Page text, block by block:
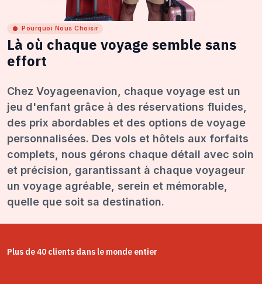
Pourquoi Nous Choisir
Là où chaque voyage semble sans
effort
Chez Voyageenavion, chaque voyage est un
jeu d'enfant grâce à des réservations fluides,
des prix abordables et des options de voyage
personnalisées. Des vols et hôtels aux forfaits
complets, nous gérons chaque détail avec soin
et précision, garantissant à chaque voyageur
un voyage agréable, serein et mémorable,
quelle que soit sa destination.
Plus de 40 clients dans le monde entier